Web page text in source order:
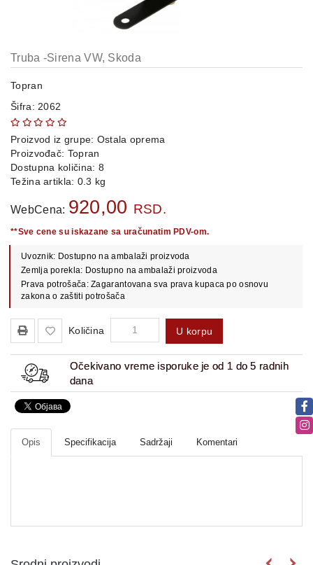
AUTO
METALNE
POLICE
OSTALO
KAMIONSKI
POŠALJITE
UPIT
Truba -Sirena VW, Skoda
Topran
Šifra: 2062
Proizvod iz grupe: Ostala oprema
Proizvođač: Topran
Dostupna količina: 8
Težina artikla: 0.3 kg
WebCena: 920,00 RSD.
**Sve cene su iskazane sa uračunatim PDV-om.
Uvoznik: Dostupno na ambalaži proizvoda
Zemlja porekla: Dostupno na ambalaži proizvoda
Prava potrošača: Zagarantovana sva prava kupaca po osnovu
zakona o zaštiti potrošača
Količina U korpu
Očekivano vreme isporuke je od 1 do 5 radnih
dana
Opis Specifikacija Sadržaji Komentari